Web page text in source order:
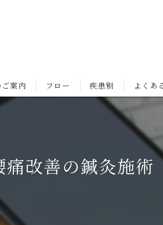
案内 フロー 疾患別 よくあ
痛改善の鍼灸施術